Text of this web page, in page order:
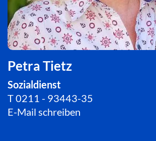
Petra Tietz
Sozialdienst
T0211 - 93443-35
E-Mail schreiben